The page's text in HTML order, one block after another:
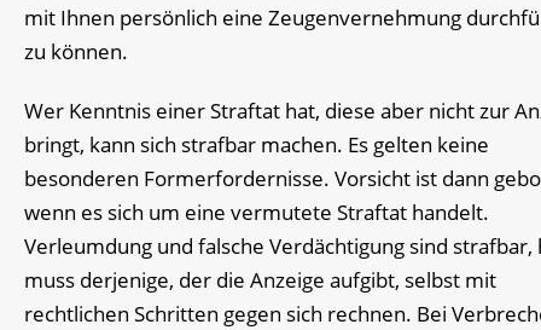
mit Ihnen persönlich eine Zeugenvernehmung
zu können.
Wer Kenntnis einer Straftat hat, diese aber nicht zur
bringt, kann sich strafbar machen. Es gelten keine
besonderen Formerfordernisse. Vorsicht ist dann
wenn es sich um eine vermutete Straftat handelt.
Verleumdung und falsche Verdächtigung sind strafbar,
muss derjenige, der die Anzeige aufgibt, selbst mit
rechtlichen Schritten gegen sich rechnen. Bei